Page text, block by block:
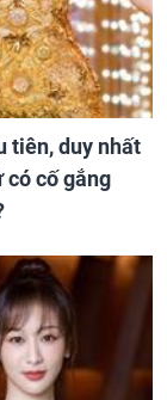
tiên, duy nhất
có cố gắng